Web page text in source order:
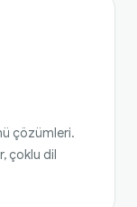
çözümleri.
çoklu dil